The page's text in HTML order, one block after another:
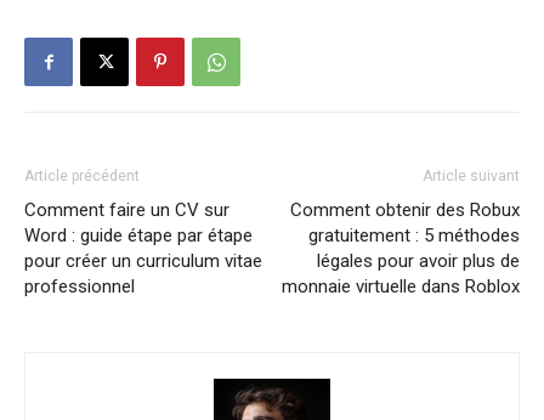
Article précédent
Comment faire un CV sur
Word : guide étape par étape
pour créer un curriculum vitae
professionnel
Article suivant
Comment obtenir des Robux
gratuitement : 5 méthodes
légales pour avoir plus de
monnaie virtuelle dans Roblox